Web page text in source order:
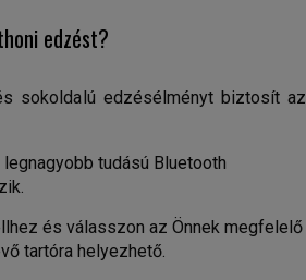
edzést?
sokoldalú edzésélményt biztosít az
tudású Bluetooth
és válasszon az Önnek megfelelő
tartóra helyezhető.